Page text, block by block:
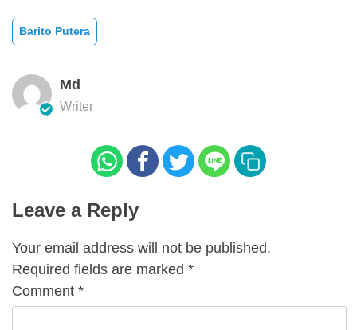
Barito Putera
Md
Writer
Leave a Reply
Your email address will not be published.
Required fields are marked *
Comment *